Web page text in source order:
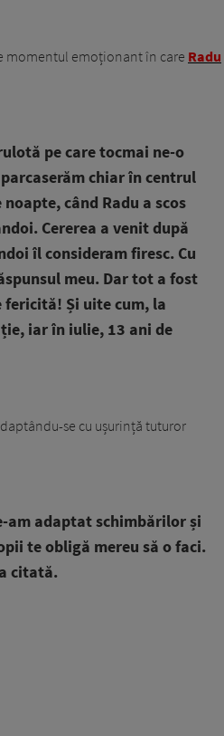
momentul emoționant în care Radu
pe care tocmai ne-o
chiar în centrul
când Radu a scos
Cererea a venit după
îl consideram firesc. Cu
meu. Dar tot a fost
fericită! Și uite cum, la
iar în iulie, 13 ani de
se cu ușurință tuturor
am adaptat schimbărilor și
te obligă mereu să o faci.
citată.